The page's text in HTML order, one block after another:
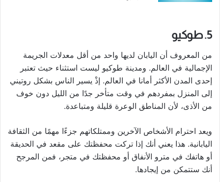
5. طوكيو
من المعروف أن اليابان لديها واحد من أقل معدلات الجريمة
الإجمالية في العالم. ومدينة طوكيو ليست استثناء حيث تعتبر
إحدى المدن الأكثر أمانا في العالم. إذْ يسير الناس بشكل روتيني
إلى المنزل بمفردهم في وقت متأخر جدًا من الليل دون خوف
من الأذى، لأن المناطق الوعرة قليلة ومتباعدة.
ويعد احترام الأشخاص الآخرين وممتلكاتهم جزءًا مهمًا من الثقافة
اليابانية. هذا يعني أنك إذا تركت محفظتك على مقعد في الحديقة
أو هاتفك في مترو الأنفاق أو محفظتك في متجر، فمن المرجح
أنك ستتمكن من إيجادها.